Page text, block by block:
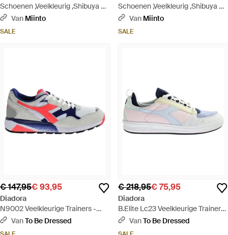
Schoenen ,Veelkleurig ,Shibuya 48
- Blauw
Van Miinto
SALE
Schoenen ,Veelkleurig ,Shibuya 47
- Oranje
Van Miinto
SALE
€ 147,95€ 93,95
Diadora
N9002 Veelkleurige Trainers -
Blauw
VanTo Be Dressed
€ 218,95€ 75,95
Diadora
B.Elite Lc23 Veelkleurige Trainers
- WitVanTo Be Dressed